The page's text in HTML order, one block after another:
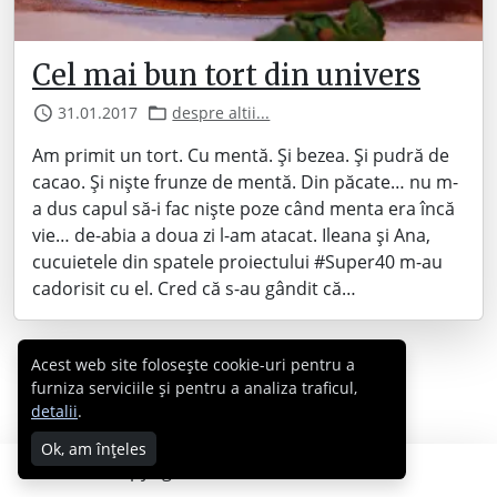
Cel mai bun tort din univers
31.01.2017 despre altii...
Am primit un tort. Cu mentă. Și bezea. Și pudră de
cacao. Și niște frunze de mentă. Din păcate… nu m-
a dus capul să-i fac niște poze când menta era încă
vie… de-abia a doua zi l-am atacat. Ileana și Ana,
cucuietele din spatele proiectului #Super40 m-au
cadorisit cu el. Cred că s-au gândit că…
Copyright © 2007 - 2026 Cabral.ro
Acest web site folosește cookie-uri pentru a
furniza serviciile și pentru a analiza traficul,
detalii.
Ok, am înțeles